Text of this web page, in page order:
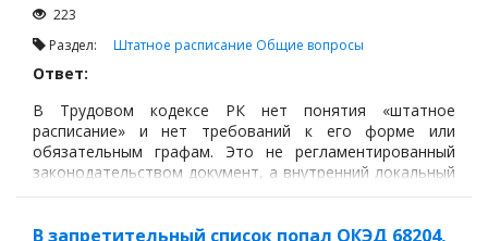
223
Раздел: Штатное расписание Общие вопросы
Ответ:
В Трудовом кодексе РК нет понятия «штатное
расписание» и нет требований к его форме или
обязательным графам. Это не регламентированный
законодательством документ, а внутренний локальный
акт работодателя, который оформляется так, как
и структурой должностей.
В запретительный список попал ОКЭД 68204,